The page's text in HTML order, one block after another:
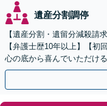
遺産分割調停
【遺産分割・遺留分減殺請
【弁護士歴10年以上】【
心の底から喜んでいただけ